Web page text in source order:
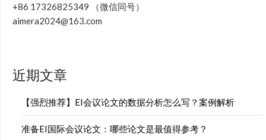
+86 17326825349 （微信同号）
aimera2024@163.com
近期文章
【强烈推荐】EI会议论文的数据分析怎么写？案例解析
准备EI国际会议论文：哪些论文是最值得参考？